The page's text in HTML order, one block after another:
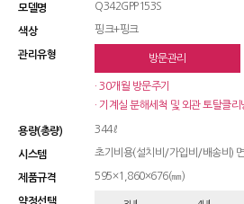
모델명 Q342GPP153S
색상 핑크+핑크
관리유형 방문관리
· 30개월 방문주기
· 기계실 분해세척 및 외관 토탈클리
용량(총량) 344ℓ
시스템 초기비용(설치비/가입비/배송비)
제품규격 595×1,860×676(㎜)
약정선택